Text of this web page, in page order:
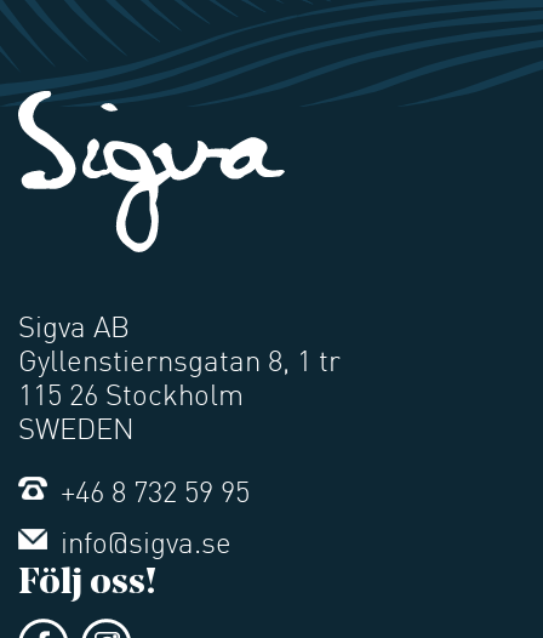
Sigva AB
Gyllenstiernsgatan 8, 1 tr
115 26 Stockholm
SWEDEN
+46 8 732 59 95
info@sigva.se
Följ oss!